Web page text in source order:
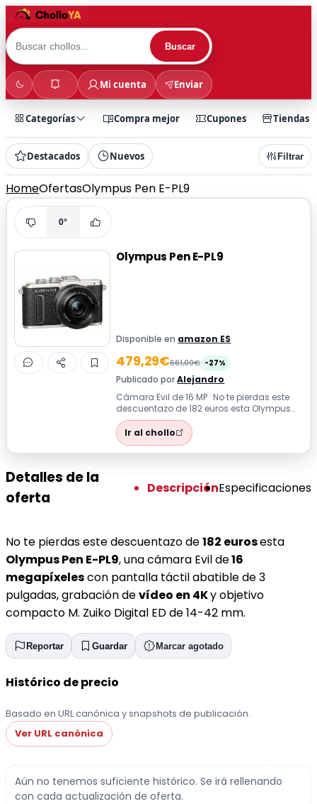
Buscar
Mi cuenta Enviar
Categorías Compra mejor Cupones Tiendas
Destacados Nuevos Filtrar
HomeOfertasOlympus Pen E-PL9
0°
Olympus Pen E-PL9
Disponible en amazon ES
479,29€661,00€ -27%
Publicado porAlejandro
Cámara Evil de 16 MP · No te pierdas este
descuentazo de 182 euros esta Olympus
Pen E-PL9, una cámara Evil de 16 meg...
Ir al chollo
Detalles de la
oferta
DescripciónEspecificaciones
No te pierdas este descuentazo de182 eurosesta
Olympus Pen E-PL9, una cámara Evil de16
megapíxelescon pantalla táctil abatible de 3
pulgadas, grabación devídeo en 4Ky objetivo
compacto M. Zuiko Digital ED de 14-42 mm.
Reportar Guardar Marcar agotado
Histórico de precio
Basado en URL canónica y snapshots de publicación.
Ver URL canónica
Aún no tenemos suficiente histórico. Se irá rellenando
con cada actualización de oferta.